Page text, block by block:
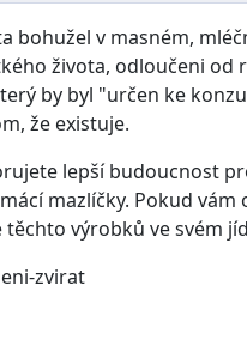
bohužel v masném,
života, odloučeni
by byl "určen ke
že existuje.
lepší budoucnost
mazlíčky. Pokud
těchto výrobků ve svém
zvirat